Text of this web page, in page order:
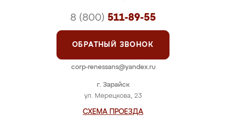
г. Зарайск
ул. Мерецкова, 23
СХЕМА ПРОЕЗДА
8 (800) 511-89-55
ОБРАТНЫЙ ЗВОНОК
corp-renessans@yandex.ru